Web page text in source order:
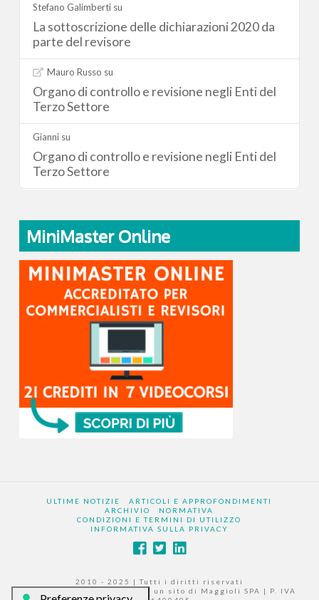
Stefano Galimberti su
La sottoscrizione delle dichiarazioni 2020 da
parte del revisore
Mauro Russo su
Organo di controllo e revisione negli Enti del
Terzo Settore
Gianni su
Organo di controllo e revisione negli Enti del
Terzo Settore
MiniMaster Online
ULTIME NOTIZIE
ARTICOLI E APPROFONDIMENTI
ARCHIVIO
NORMATIVA
CONDIZIONI E TERMINI DI UTILIZZO
INFORMATIVA SULLA PRIVACY
2010 - 2025 | Tutti i diritti riservati
|www.larevisionelegale.itè un sito di Maggioli SPA | P. IVA